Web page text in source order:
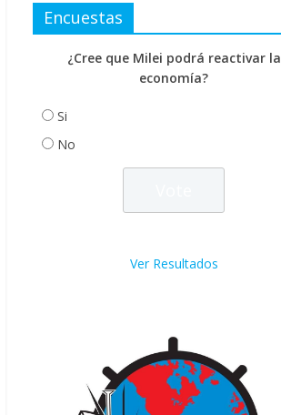
Encuestas
¿Cree que Milei podrá reactivar la
economía?
Si
No
Ver Resultados